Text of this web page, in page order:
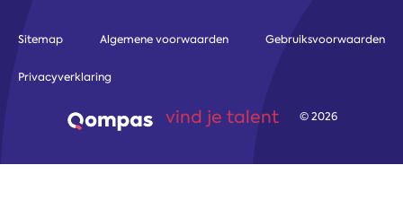
Sitemap Algemene voorwaarden Gebruiksvoorwaarden
Privacyverklaring
vind je talent © 2026